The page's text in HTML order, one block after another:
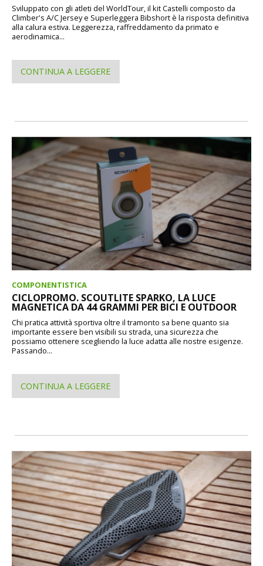
Sviluppato con gli atleti del WorldTour, il kit Castelli composto da
Climber's A/C Jersey e Superleggera Bibshort è la risposta definitiva
alla calura estiva. Leggerezza, raffreddamento da primato e
aerodinamica...
CONTINUA A LEGGERE
COMPONENTISTICA
CICLOPROMO. SCOUTLITE SPARKO, LA LUCE
MAGNETICA DA 44 GRAMMI PER BICI E OUTDOOR
Chi pratica attività sportiva oltre il tramonto sa bene quanto sia
importante essere ben visibili su strada, una sicurezza che
possiamo ottenere scegliendo la luce adatta alle nostre esigenze.
Passando...
CONTINUA A LEGGERE